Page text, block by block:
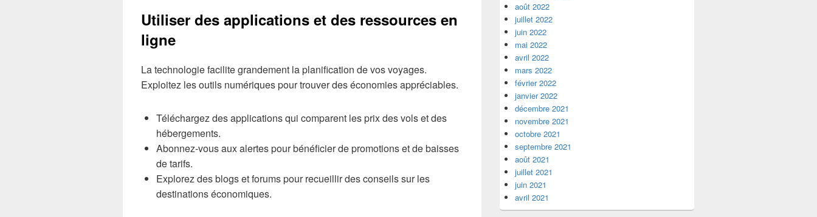
Utiliser des applications et des ressources en
ligne
La technologie facilite grandement la planification de vos voyages.
Exploitez les outils numériques pour trouver des économies appréciables.
Téléchargez des applications qui comparent les prix des vols et des
hébergements.
Abonnez-vous aux alertes pour bénéficier de promotions et de baisses
de tarifs.
Explorez des blogs et forums pour recueillir des conseils sur les
destinations économiques.
août 2022
juillet 2022
juin 2022
mai 2022
avril 2022
mars 2022
février 2022
janvier 2022
décembre 2021
novembre 2021
octobre 2021
septembre 2021
août 2021
juillet 2021
juin 2021
avril 2021